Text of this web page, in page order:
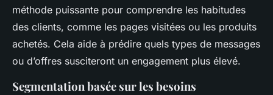
méthode puissante pour comprendre les habitudes
des clients, comme les pages visitées ou les produits
achetés. Cela aide à prédire quels types de messages
ou d’offres susciteront un engagement plus élevé.
Segmentation basée sur les besoins